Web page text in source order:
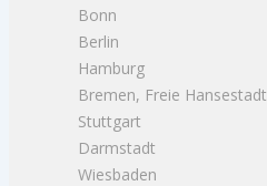
Bonn
Berlin
Hamburg
Bremen, Freie Hansestadt
Stuttgart
Darmstadt
Wiesbaden